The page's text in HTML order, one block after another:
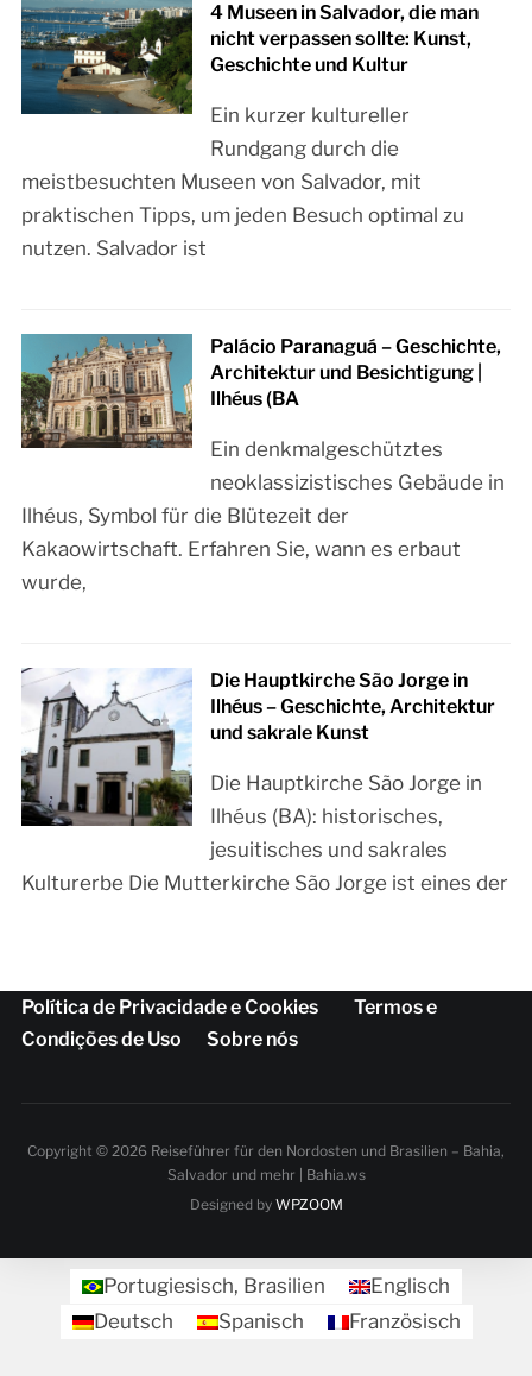
4 Museen in Salvador, die man
nicht verpassen sollte: Kunst,
Geschichte und Kultur
Ein kurzer kultureller
Rundgang durch die
meistbesuchten Museen von Salvador, mit
praktischen Tipps, um jeden Besuch optimal zu
nutzen. Salvador ist
Palácio Paranaguá – Geschichte,
Architektur und Besichtigung |
Ilhéus (BA
Ein denkmalgeschütztes
neoklassizistisches Gebäude in
Ilhéus, Symbol für die Blütezeit der
Kakaowirtschaft. Erfahren Sie, wann es erbaut
wurde,
Die Hauptkirche São Jorge in
Ilhéus – Geschichte, Architektur
und sakrale Kunst
Die Hauptkirche São Jorge in
Ilhéus (BA): historisches,
jesuitisches und sakrales
Kulturerbe Die Mutterkirche São Jorge ist eines der
Política de Privacidade e Cookies
Termos e
Condições de Uso
Sobre nós
Copyright © 2026 Reiseführer für den Nordosten und Brasilien – Bahia,
Salvador und mehr | Bahia.ws
Designed by WPZOOM
Portugiesisch, Brasilien
Englisch
Deutsch
Spanisch Französisch